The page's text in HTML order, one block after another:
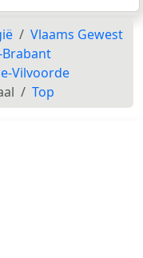
Vlaams Gewest
Brabant
Vilvoorde
Top